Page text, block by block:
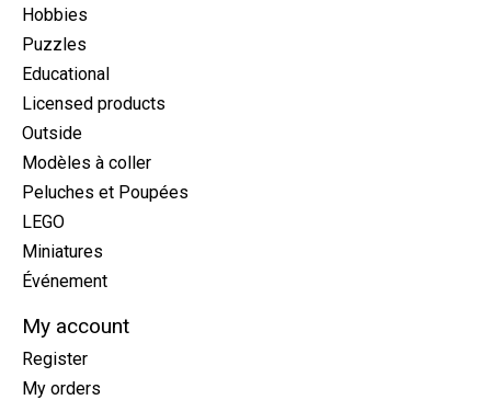
Hobbies
Puzzles
Educational
Licensed products
Outside
Modèles à coller
Peluches et Poupées
LEGO
Miniatures
Événement
My account
Register
My orders